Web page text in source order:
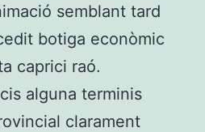
semblant tard
botiga econòmic
caprici raó.
alguna terminis
clarament